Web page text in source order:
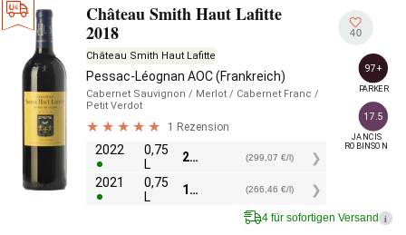
Château Smith Haut Lafitte
2018
Château Smith Haut Lafitte
Pessac-Léognan AOC (Frankreich)
Cabernet Sauvignon / Merlot / Cabernet Franc /
Petit Verdot
1 Rezension
2022
0,75
L
224,30 (299,07 €/l)
2021
0,75
L
199,85 (266,46 €/l)
40
97+
PARKER
17.5
JANCIS
ROBINSON
4 für sofortigen Versand i